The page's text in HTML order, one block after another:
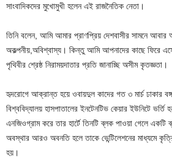
সাংবাদিকদের মুখোমুখী হলেন এই রাজনৈতিক নেতা।
তিনি বলেন, আমি আমার প্রাণপ্রিয় দেশবাসীর সামনে
অকল্পনীয়,অবিশ্বাস্য। কিন্তু আমি আপনাদের কাছে ফিরে
পৃথিবীর শ্রেষ্ঠ নিরাময়দাতার প্রতি জানাচ্ছি অসীম কৃতজ্ঞতা।
হৃদরোগে আক্রান্ত হয়ে ওবায়দুল কাদের গত ৩ মার্চ ঢাকার
বিশ্ববিদ্যালয় হাসপাতালের ইনটেনটিভ কেয়ার ইউনিটে ভর্তি
এনজিওগ্রাম করে তার হার্টে তিনটি ব্লক পাওয়া গেলে একটি
অবস্থার আরও অবনতি হলে তাকে ভেন্টিলেশনের মাধ্যমে
হয়।